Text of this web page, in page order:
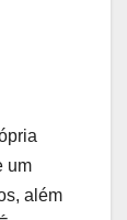
um
além